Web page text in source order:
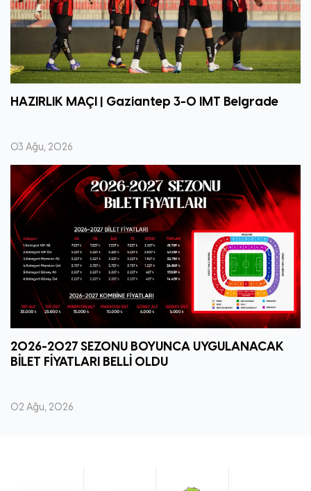
HAZIRLIK MAÇI | Gaziantep 3-0 IMT Belgrade
03 Ağu, 2026
2026-2027 SEZONU BOYUNCA UYGULANACAK
BİLET FİYATLARI BELLİ OLDU
02 Ağu, 2026